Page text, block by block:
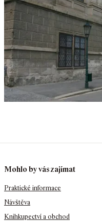
Mohlo by vás zajímat
Praktické informace
Návštěva
Knihkupectví a obchod